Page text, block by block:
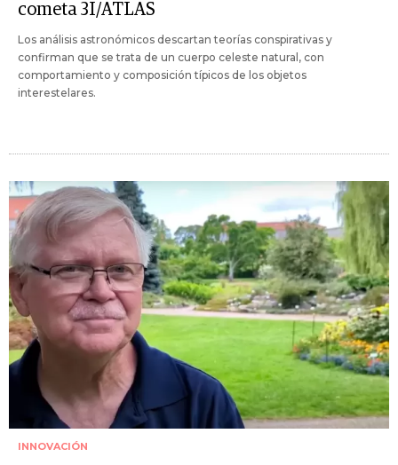
cometa 3I/ATLAS
Los análisis astronómicos descartan teorías conspirativas y
confirman que se trata de un cuerpo celeste natural, con
comportamiento y composición típicos de los objetos
interestelares.
INNOVACIÓN